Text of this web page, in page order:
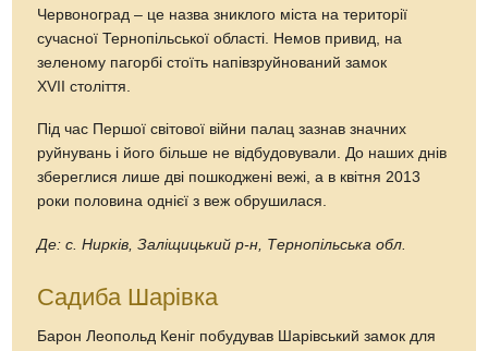
Червоноград – це назва зниклого міста на території
сучасної Тернопільської області. Немов привид, на
зеленому пагорбі стоїть напівзруйнований замок
XVII століття.
Під час Першої світової війни палац зазнав значних
руйнувань і його більше не відбудовували. До наших днів
збереглися лише дві пошкоджені вежі, а в квітня 2013
роки половина однієї з веж обрушилася.
Де: с. Нирків, Заліщицький р-н, Тернопільська обл.
Cадиба Шарівка
Барон Леопольд Кеніг побудував Шарівський замок для